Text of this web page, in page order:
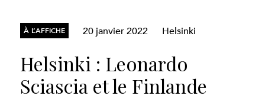
À L’AFFICHE 20 janvier 2022 Helsinki
Helsinki : Leonardo
Sciascia et le Finlande